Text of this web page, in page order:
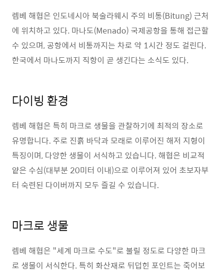
렘베 해협은 인도네시아 북술라웨시 주의 비통(Bitung) 근처
에 위치하고 있다. 마나도(Menado) 국제공항을 통해 접근할
수 있으며, 공항에서 비통까지는 차로 약 1시간 정도 걸린다.
한국에서 마나도까지 직항이 곧 생긴다는 소식도 있다.
다이빙 환경
렘베 해협은 특히 마크로 생물을 관찰하기에 최적의 장소로
유명합니다. 주로 진흙 바닥과 모래로 이루어진 해저 지형이
특징이며, 다양한 생물이 서식하고 있습니다. 해협은 비교적
얕은 수심(대부분 20미터 이내)으로 이루어져 있어 초보자부
터 숙련된 다이버까지 모두 즐길 수 있습니다.
마크로 생물
렘베 해협은 "세계 마크로 수도"로 불릴 정도로 다양한 마크
로 생물이 서식한다. 특히 화산재로 뒤덥힌 포인트는 죽어보